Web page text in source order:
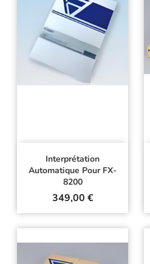
Interprétation
Automatique Pour FX-
8200
Prix
349,00 €